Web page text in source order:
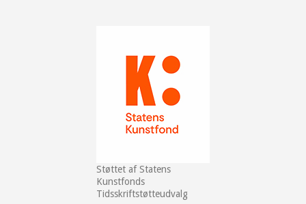
Støttet af Statens
Kunstfonds
Tidsskriftstøtteudvalg